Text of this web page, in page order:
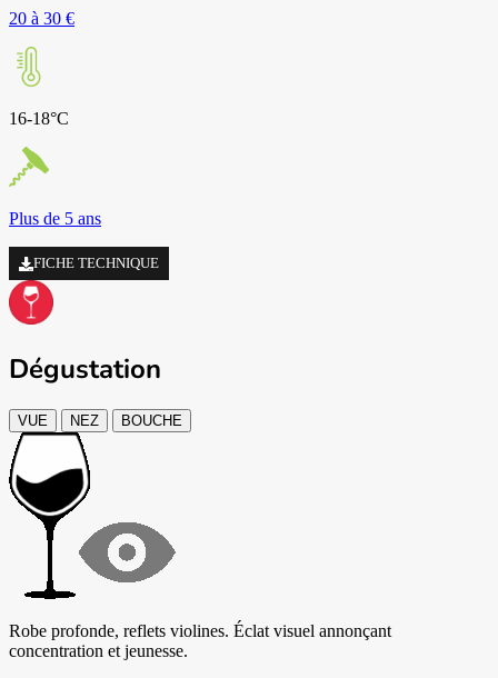
20 à 30 €
16-18°C
Plus de 5 ans
FICHE TECHNIQUE
Dégustation
VUE NEZ BOUCHE
Robe profonde, reflets violines. Éclat visuel annonçant
concentration et jeunesse.